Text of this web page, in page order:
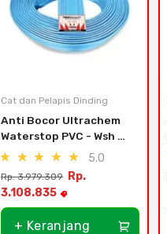
Cat dan Pelapis Dinding
Anti Bocor Ultrachem
Waterstop PVC - Wsh
250
5.0
Rp. 3.979.309
Rp.
3.108.835
+ Keranjang